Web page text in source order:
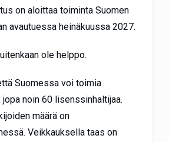
on aloittaa toiminta Suomen
avautuessa heinäkuussa 2027.
ole helppo.
Suomessa voi toimia
noin 60 lisenssinhaltijaa.
määrä on
Veikkauksella taas on